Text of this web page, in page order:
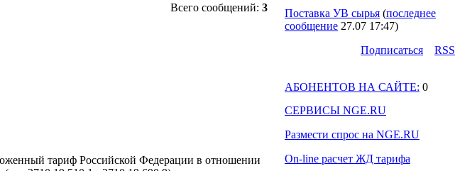
Всего сообщений: 3
тариф Российской Федерации в отношении
Поставка УВ сырья (последнее
сообщение 27.07 17:47)
Подпиcаться
RSS
АБОНЕНТОВ НА САЙТЕ: 0
СЕРВИСЫ NGE.RU
Размести спрос на NGE.RU
On-line расчет ЖД тарифа